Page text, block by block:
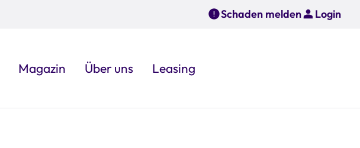
Schaden melden Login
Magazin Über uns Leasing